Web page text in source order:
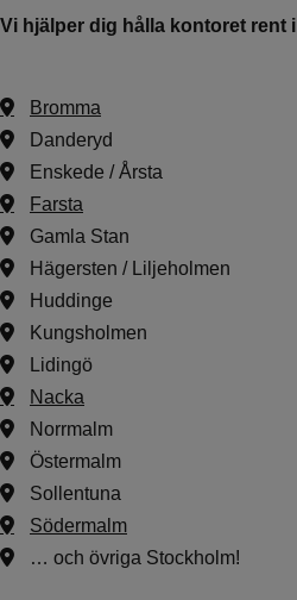
Vi hjälper dig hålla kontoret rent
Bromma
Danderyd
Enskede / Årsta
Farsta
Gamla Stan
Hägersten / Liljeholmen
Huddinge
Kungsholmen
Lidingö
Nacka
Norrmalm
Östermalm
Sollentuna
Södermalm
… och övriga Stockholm!